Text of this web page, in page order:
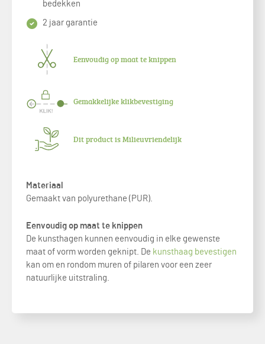
bedekken
2 jaar garantie
Eenvoudig op maat te knippen
Gemakkelijke klikbevestiging
Dit product is Milieuvriendelijk
Materiaal
Gemaakt van polyurethane (PUR).
Eenvoudig op maat te knippen
De kunsthagen kunnen eenvoudig in elke gewenste
maat of vorm worden geknipt. De kunsthaag bevestigen
kan om en rondom muren of pilaren voor een zeer
natuurlijke uitstraling.